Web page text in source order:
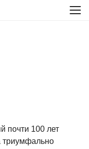
почти 100 лет
триумфально